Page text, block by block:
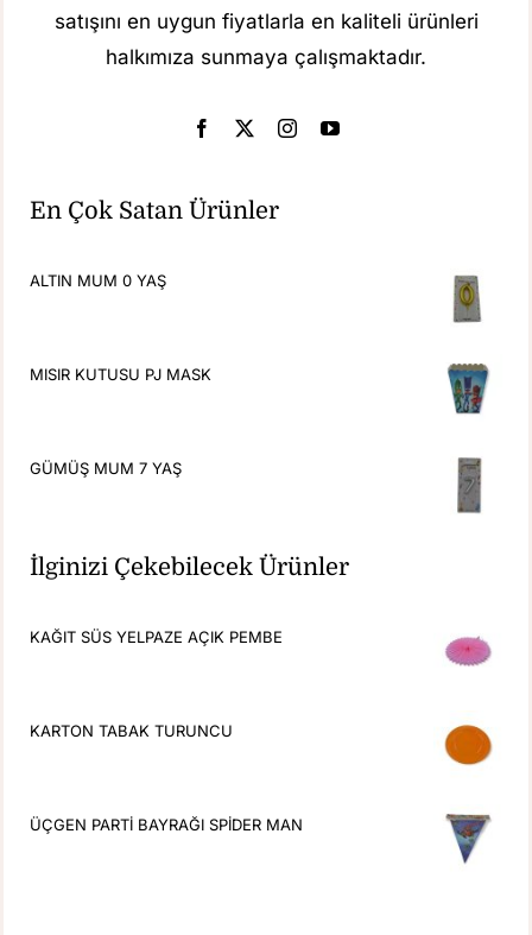
satışını en uygun fiyatlarla en kaliteli ürünleri
halkımıza sunmaya çalışmaktadır.
En Çok Satan Ürünler
ALTIN MUM 0 YAŞ
MISIR KUTUSU PJ MASK
GÜMÜŞ MUM 7 YAŞ
İlginizi Çekebilecek Ürünler
KAĞIT SÜS YELPAZE AÇIK PEMBE
KARTON TABAK TURUNCU
ÜÇGEN PARTİ BAYRAĞI SPİDER MAN